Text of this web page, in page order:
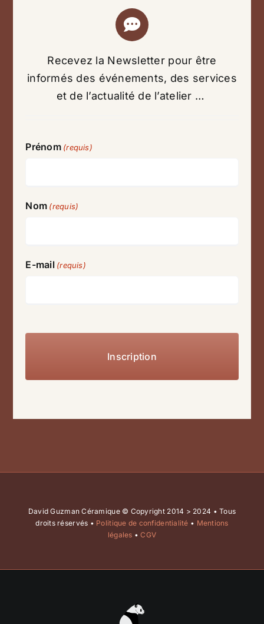
Recevez la Newsletter pour être
informés des événements, des services
et de l’actualité de l’atelier …
Prénom (requis)
Nom (requis)
E-mail (requis)
David Guzman Céramique © Copyright 2014 > 2024 • Tous
droits réservés • Politique de confidentialité • Mentions
légales •CGV